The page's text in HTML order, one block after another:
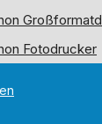
Fotodrucker